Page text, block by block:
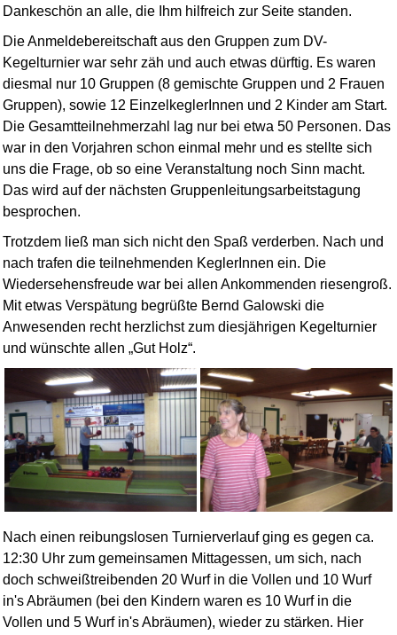
Dankeschön an alle, die Ihm hilfreich zur Seite standen.
Die Anmeldebereitschaft aus den Gruppen zum DV-
Kegelturnier war sehr zäh und auch etwas dürftig. Es waren
diesmal nur 10 Gruppen (8 gemischte Gruppen und 2 Frauen
Gruppen), sowie 12 EinzelkeglerInnen und 2 Kinder am Start.
Die Gesamtteilnehmerzahl lag nur bei etwa 50 Personen. Das
war in den Vorjahren schon einmal mehr und es stellte sich
uns die Frage, ob so eine Veran­staltung noch Sinn macht.
Das wird auf der nächsten Gruppen­leitungs­arbeits­tagung
besprochen.
Trotzdem ließ man sich nicht den Spaß verderben. Nach und
nach trafen die teil­nehmenden KeglerInnen ein. Die
Wiedersehensfreude war bei allen Ankommenden riesengroß.
Mit etwas Verspätung begrüßte Bernd Galowski die
Anwesenden recht herzlichst zum diesjährigen Kegelturnier
und wünschte allen Gut Holz .
Nach einen reibungslosen Turnierverlauf ging es gegen ca.
12:30 Uhr zum gemeinsamen Mittagessen, um sich, nach
doch schweißtreibenden 20 Wurf in die Vollen und 10 Wurf
in's Abräumen (bei den Kindern waren es 10 Wurf in die
Vollen und 5 Wurf in's Abräumen), wieder zu stärken. Hier